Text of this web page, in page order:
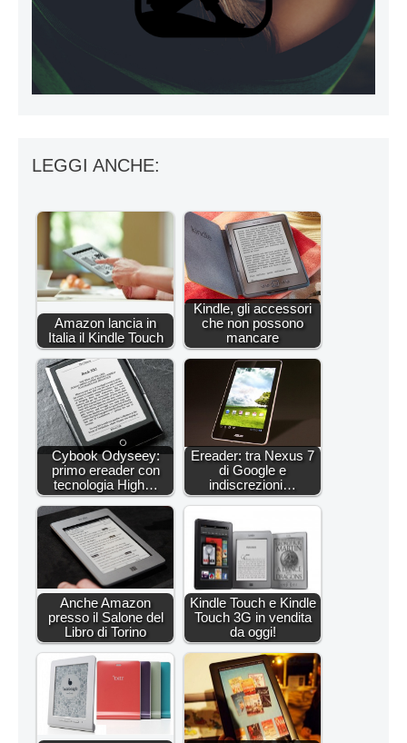
LEGGI ANCHE:
Amazon lancia in
Italia il Kindle Touch
Kindle, gli accessori
che non possono
mancare
Cybook Odyseey:
primo ereader con
tecnologia High…
Ereader: tra Nexus 7
di Google e
indiscrezioni…
Anche Amazon
presso il Salone del
Libro di Torino
Kindle Touch e Kindle
Touch 3G in vendita
da oggi!